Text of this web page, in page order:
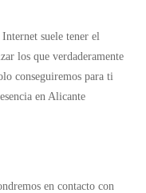
suele tener el
los que verdaderamente
conseguiremos para ti
en Alicante
en contacto con